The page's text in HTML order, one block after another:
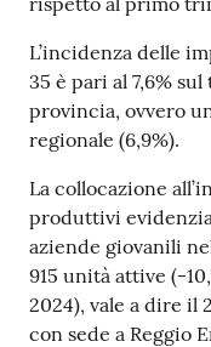
Pagamenti
on line
Accedi
L’incidenza delle
35 è pari al 7,6%
provincia, ovvero
regionale (6,9%).
La collocazione
produttivi
aziende giovanili
915 unità attive (-
2024), vale a dire il
con sede a Reggio